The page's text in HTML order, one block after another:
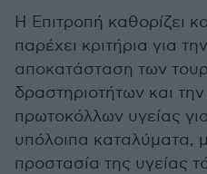
Η Επιτροπή καθορίζει
παρέχει κριτήρια για
αποκατάσταση των
δραστηριοτήτων και
πρωτοκόλλων υγείας
υπόλοιπα καταλύματα,
προστασία της υγείας